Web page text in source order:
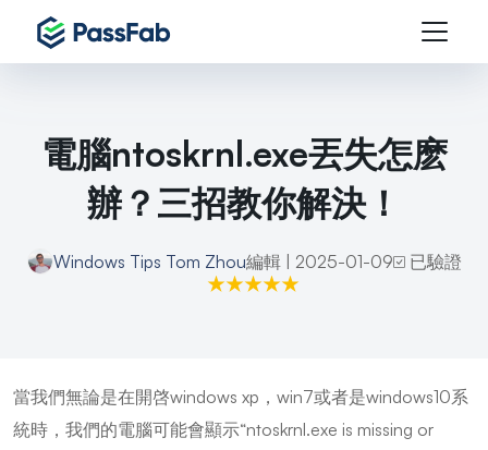
電腦ntoskrnl.exe丟失怎麽
辦？三招教你解決！
Windows Tips Tom Zhou編輯 | 2025-01-09 已驗證
當我們無論是在開啓windows xp，win7或者是windows10系
統時，我們的電腦可能會顯示“ntoskrnl.exe is missing or